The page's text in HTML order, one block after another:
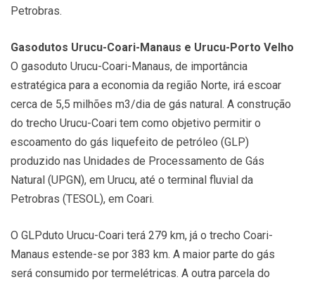
Petrobras.
Gasodutos Urucu-Coari-Manaus e Urucu-Porto Velho
O gasoduto Urucu-Coari-Manaus, de importância
estratégica para a economia da região Norte, irá escoar
cerca de 5,5 milhões m3/dia de gás natural. A construção
do trecho Urucu-Coari tem como objetivo permitir o
escoamento do gás liquefeito de petróleo (GLP)
produzido nas Unidades de Processamento de Gás
Natural (UPGN), em Urucu, até o terminal fluvial da
Petrobras (TESOL), em Coari.
O GLPduto Urucu-Coari terá 279 km, já o trecho Coari-
Manaus estende-se por 383 km. A maior parte do gás
será consumido por termelétricas. A outra parcela do